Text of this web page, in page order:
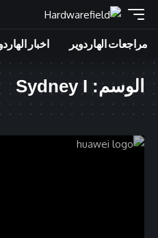
مراجعات الهاردوير اخبار
الوسم: Sydney I